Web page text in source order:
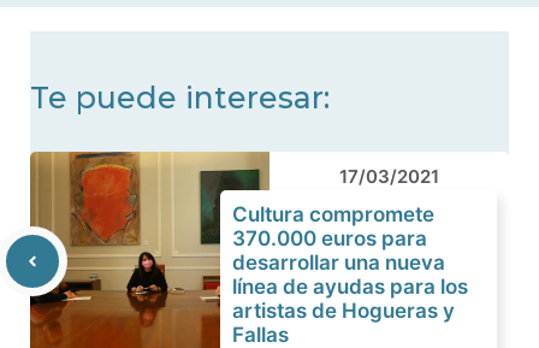
Te puede interesar:
17/03/2021
Cultura compromete
370.000 euros para
desarrollar una nueva
línea de ayudas para los
artistas de Hogueras y
Fallas